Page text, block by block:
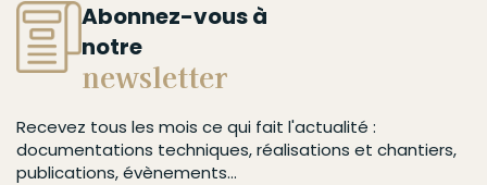
Abonnez-vous à
notre
newsletter
Recevez tous les mois ce qui fait l'actualité :
documentations techniques, réalisations et chantiers,
publications, évènements...